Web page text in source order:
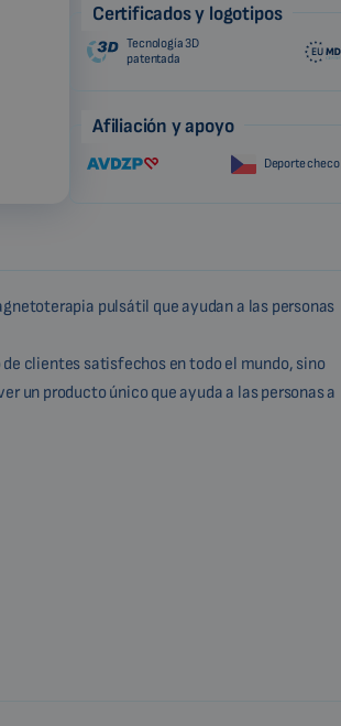
Certificados y logotipos
Tecnología 3D
patentada
Afiliación y apoyo
Deporte checo
pulsátil que ayudan a las personas
clientes satisfechos en todo el mundo, sino
un producto único que ayuda a las personas a